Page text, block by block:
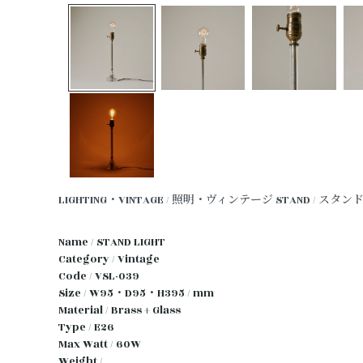
LIGHTING・VINTAGE / 照明・ヴィンテージ STAND / スタンド
Name / STAND LIGHT
Category / Vintage
Code / VSL-039
Size / W95・D95・H395 / mm
Material / Brass + Glass
Type / E26
Max Watt / 60W